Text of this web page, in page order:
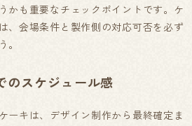
かも重要なチェックポイントです。ケ
、会場条件と製作側の対応可否を必ず
のスケジュール感
ーキは、デザイン制作から最終確定ま